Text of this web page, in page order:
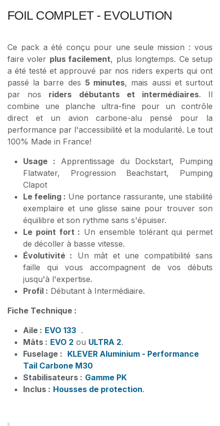
FOIL COMPLET - EVOLUTION
Ce pack a été conçu pour une seule mission : vous
faire voler plus facilement, plus longtemps. Ce setup
a été testé et approuvé par nos riders experts qui ont
passé la barre des 5 minutes, mais aussi et surtout
par nos riders débutants et intermédiaires. Il
combine une planche ultra-fine pour un contrôle
direct et un avion carbone-alu pensé pour la
performance par l'accessibilité et la modularité. Le tout
100% Made in France!
Usage : Apprentissage du Dockstart, Pumping
Flatwater, Progression Beachstart, Pumping
Clapot
Le feeling : Une portance rassurante, une stabilité
exemplaire et une glisse saine pour trouver son
équilibre et son rythme sans s'épuiser.
Le point fort : Un ensemble tolérant qui permet
de décoller à basse vitesse.
Évolutivité : Un mât et une compatibilité sans
faille qui vous accompagnent de vos débuts
jusqu'à l'expertise.
Profil : Débutant à Intermédiaire.
Fiche Technique :
Aile : EVO 133 .
Mâts : EVO 2 ou ULTRA 2.
Fuselage : KLEVER Aluminium - Performance
Tail Carbone M30
Stabilisateurs : Gamme PK
Inclus : Housses de protection.